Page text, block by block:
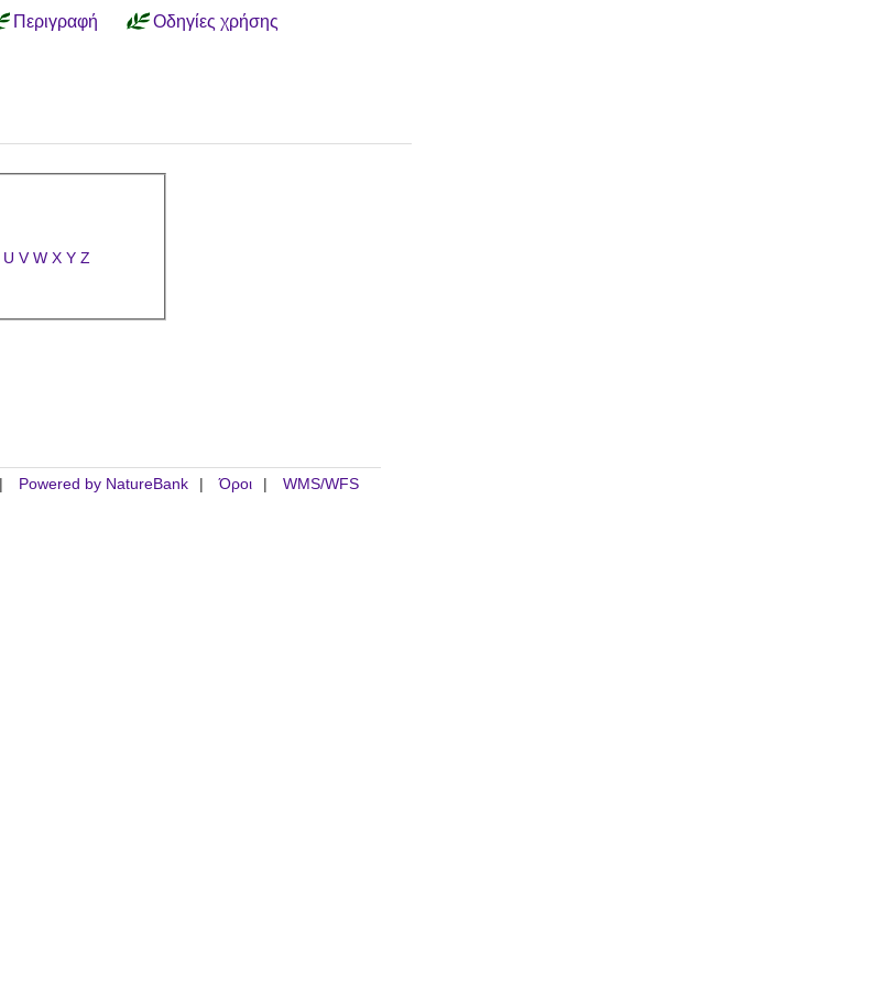
Περιγραφή Οδηγίες χρήσης
U V W X Y Z
Powered by NatureBank Όροι WMS/WFS